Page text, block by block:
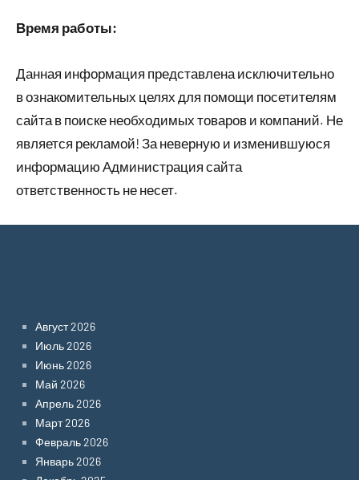
Время работы:
Данная информация представлена исключительно
в ознакомительных целях для помощи посетителям
сайта в поиске необходимых товаров и компаний. Не
является рекламой! За неверную и изменившуюся
информацию Администрация сайта
ответственность не несет.
Август 2026
Июль 2026
Июнь 2026
Май 2026
Апрель 2026
Март 2026
Февраль 2026
Январь 2026